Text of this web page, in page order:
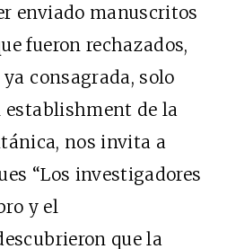
enviado manuscritos
fueron rechazados,
consagrada, solo
de la
nos invita a
“Los investigadores
y el
que la